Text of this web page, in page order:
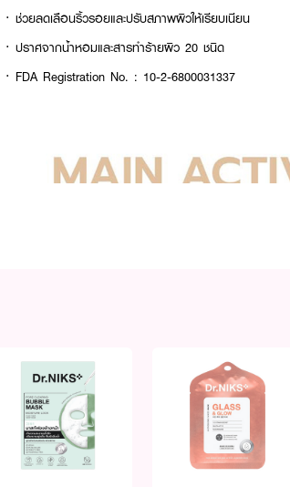
· ช่วยลดเลือนริ้วรอยและปรับสภาพผิวให้เรียบเนียน
· ปราศจากน้ำหอมและสารทำร้ายผิว 20 ชนิด
· FDA Registration No. : 10-2-6800031337